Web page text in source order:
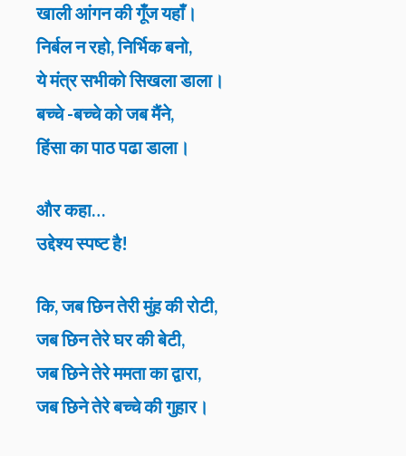
खाली आंगन की गूँज यहाँ।
निर्बल न रहो, निर्भिक बनो,
ये मंत्र सभीको सिखला डाला।
बच्चे -बच्चे को जब मैंने,
हिंसा का पाठ पढा डाला।
और कहा…
उद्देश्य स्पष्ट है!
कि, जब छिन तेरी मुंह की रोटी,
जब छिन तेरे घर की बेटी,
जब छिने तेरे ममता का द्वारा,
जब छिने तेरे बच्चे की गुहार।